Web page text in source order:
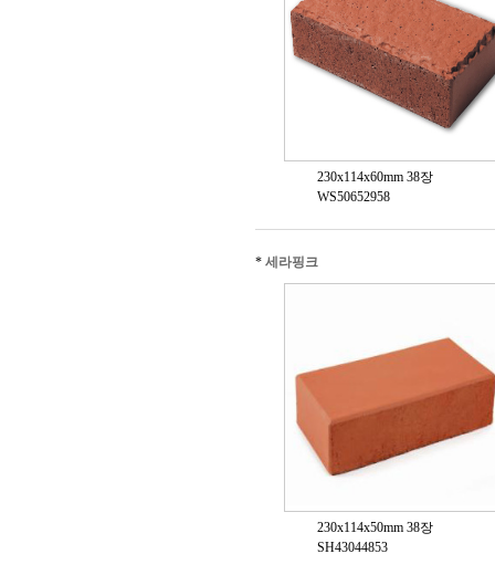
230x114x60mm 38장
WS50652958
* 세라핑크
230x114x50mm 38장
SH43044853